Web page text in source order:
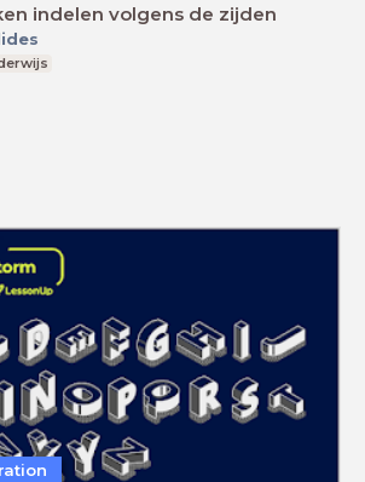
indelen volgens de zijden